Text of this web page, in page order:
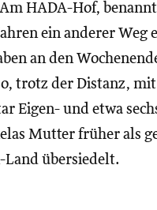
HADA-Hof,
ein anderer
an den
trotz der Distanz,
Eigen- und etwa
Mutter früher als
Land übersiedelt.